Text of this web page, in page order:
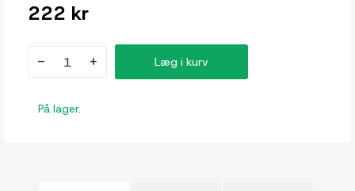
222 kr
- + Læg i kurv
På lager.